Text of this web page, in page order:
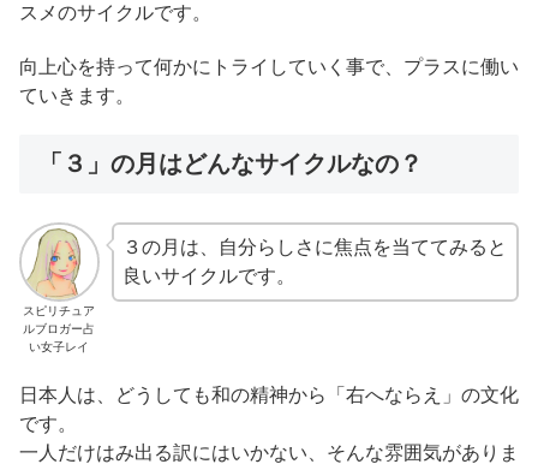
スメのサイクルです。
向上心を持って何かにトライしていく事で、プラスに働い
ていきます。
「３」の月はどんなサイクルなの？
スピリチュア
ルブロガー占
い女子レイ
３の月は、自分らしさに焦点を当ててみると
良いサイクルです。
日本人は、どうしても和の精神から「右へならえ」の文化
です。
一人だけはみ出る訳にはいかない、そんな雰囲気がありま